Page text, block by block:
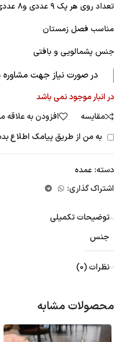
تعداد روی هر پک ۹ عددی و‌۸ عددی
مناسب فصل زمستان
جنس پشمالویی و بافتی
در صورت نیاز جهت مشاوره
در انبار موجود نمی باشد
مقایسه
افزودن به علاقه
به من از طریق پیامک اطلاع
دسته: عمده
اشتراک گذاری:
توضیحات تکمیلی
جنس
نظرات (0)
محصولات مشابه